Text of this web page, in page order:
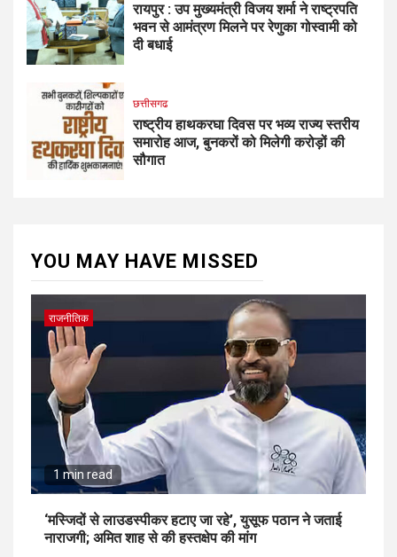
रायपुर : उप मुख्यमंत्री विजय शर्मा ने राष्ट्रपति
भवन से आमंत्रण मिलने पर रेणुका गोस्वामी को
दी बधाई
छत्तीसगढ
राष्ट्रीय हाथकरघा दिवस पर भव्य राज्य स्तरीय
समारोह आज, बुनकरों को मिलेगी करोड़ों की
सौगात
YOU MAY HAVE MISSED
राजनीतिक
1 min read
‘मस्जिदों से लाउडस्पीकर हटाए जा रहे’, युसूफ पठान ने जताई
नाराजगी; अमित शाह से की हस्तक्षेप की मांग